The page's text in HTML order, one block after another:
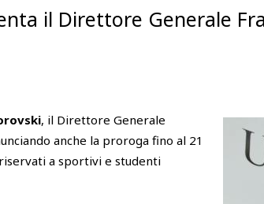
il Direttore Generale
, il Direttore Generale
anche la proroga fino al 21
a sportivi e studenti